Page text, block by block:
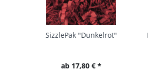
SizzlePak "Dunkelrot"
ab 17,80 € *